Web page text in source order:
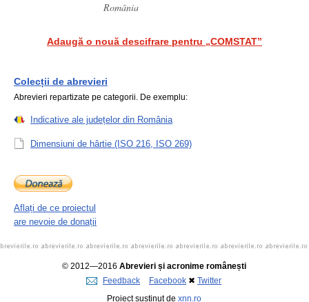
România
Adaugă o nouă descifrare pentru „COMSTAT”
Colecții de abrevieri
Abrevieri repartizate pe categorii. De exemplu:
Indicative ale județelor din România
Dimensiuni de hârtie (ISO 216, ISO 269)
Aflați de ce proiectul
are nevoie de donații
© 2012—2016 Abrevieri și acronime românești
Feedback
Facebook ✖ Twitter
Proiect susținut de xnn.ro